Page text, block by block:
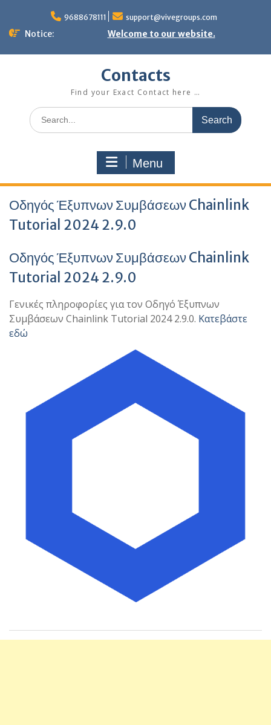
content
9688678111 support@vivegroups.com
Notice: Welcome to our website.
Contacts
Find your Exact Contact here …
Search
for:
Menu
Οδηγός Έξυπνων Συμβάσεων Chainlink
Tutorial 2024 2.9.0
Οδηγός Έξυπνων Συμβάσεων Chainlink
Tutorial 2024 2.9.0
Γενικές πληροφορίες για τον Οδηγό Έξυπνων
Συμβάσεων Chainlink Tutorial 2024 2.9.0. Κατεβάστε
εδώ